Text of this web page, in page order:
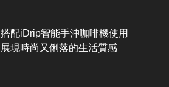
搭配iDrip智能手沖咖啡機使用
展現時尚又俐落的生活質感